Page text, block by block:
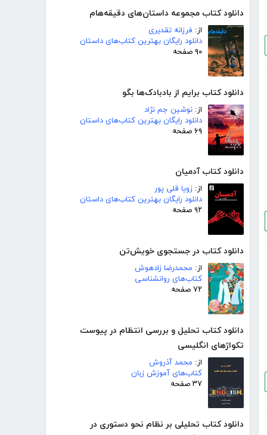
دانلود کتاب مجموعه داستان‌های دقیقه‌هام
از: فرزانه تقدیری
دانلود رایگان بهترین کتاب‌های داستان
۹۰ صفحه
دانلود کتاب برایم از بادبادک‌ها بگو
از: نوشین جم نژاد
دانلود رایگان بهترین کتاب‌های داستان
۶۹ صفحه
دانلود کتاب آدمیان
از: زویا قلی پور
دانلود رایگان بهترین کتاب‌های داستان
۹۲ صفحه
دانلود کتاب در جستجوی خویش‌تن
از: محمدرضا زادهوش
کتاب‌های روانشناسی
۷۲ صفحه
دانلود کتاب تحلیل و بررسی انتظام در پیوست
تکواژهای انگلیسی
از: محمد آذروش
کتاب‌های آموزش زبان
۳۷ صفحه
دانلود کتاب تحلیلی بر نظام نحو دستوری در